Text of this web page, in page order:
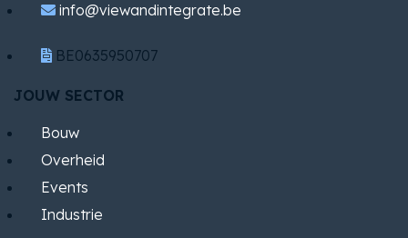
info@viewandintegrate.be
BE0635950707
JOUW SECTOR
Bouw
Overheid
Events
Industrie